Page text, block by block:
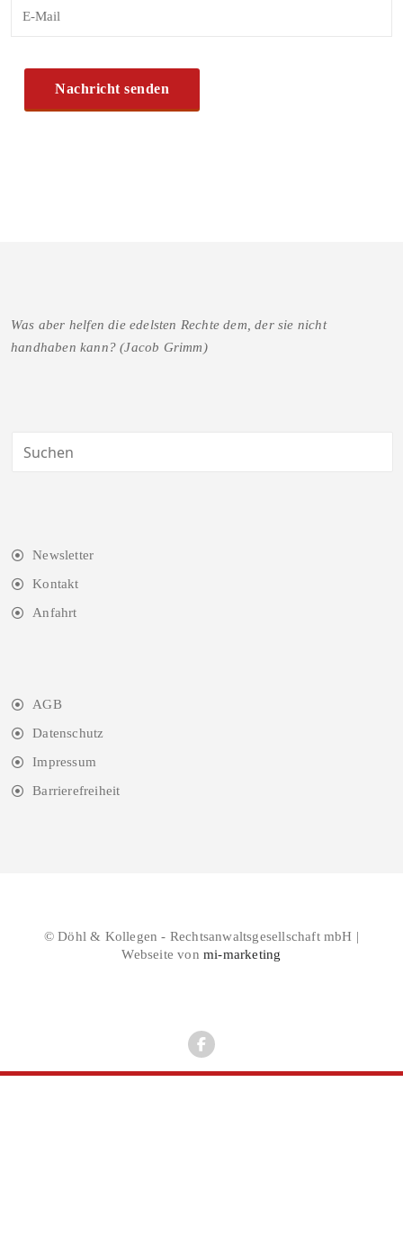
Was aber helfen die edelsten Rechte dem, der sie nicht
handhaben kann? (Jacob Grimm)
Newsletter
Kontakt
Anfahrt
AGB
Datenschutz
Impressum
Barrierefreiheit
© Döhl & Kollegen - Rechtsanwaltsgesellschaft mbH |
Webseite vonmi-marketing